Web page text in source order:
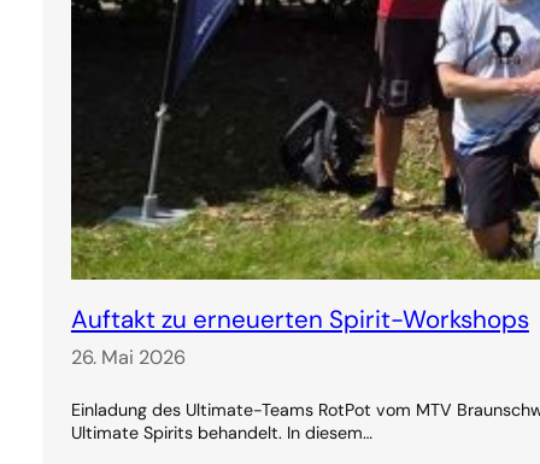
Auftakt zu erneuerten Spirit-Workshops
26. Mai 2026
Einladung des Ultimate-Teams RotPot vom MTV
Ultimate Spirits behandelt. In diesem…